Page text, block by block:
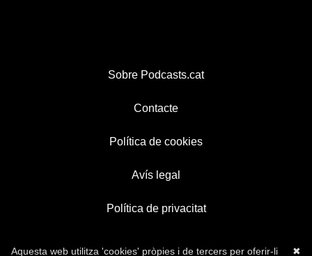
Sobre Podcasts.cat
Contacte
Política de cookies
Avís legal
Política de privacitat
✖
Aquesta web utilitza 'cookies' pròpies i de tercers per oferir-li